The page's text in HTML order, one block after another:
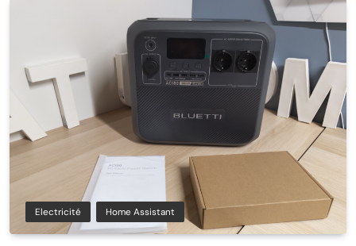
Electricité Home Assistant